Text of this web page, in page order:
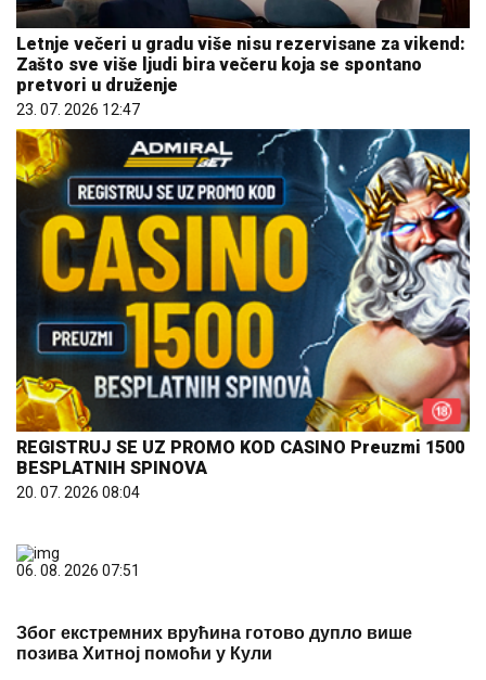
Letnje večeri u gradu više nisu rezervisane za vikend:
Zašto sve više ljudi bira večeru koja se spontano
pretvori u druženje
23. 07. 2026 12:47
REGISTRUJ SE UZ PROMO KOD CASINO Preuzmi 1500
BESPLATNIH SPINOVA
20. 07. 2026 08:04
06. 08. 2026 07:51
Због екстремних врућина готово дупло више
позива Хитној помоћи у Кули